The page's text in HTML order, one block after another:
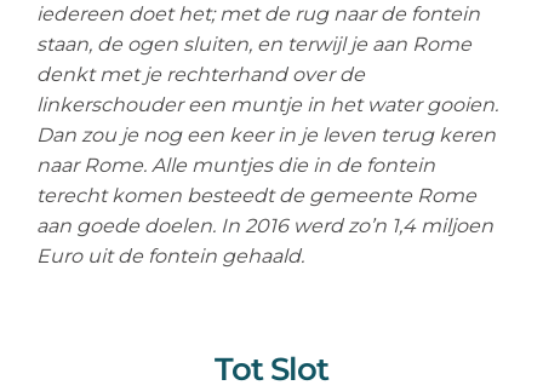
iedereen doet het; met de rug naar de fontein
staan, de ogen sluiten, en terwijl je aan Rome
denkt met je rechterhand over de
linkerschouder een muntje in het water gooien.
Dan zou je nog een keer in je leven terug keren
naar Rome. Alle muntjes die in de fontein
terecht komen besteedt de gemeente Rome
aan goede doelen. In 2016 werd zo’n 1,4 miljoen
Euro uit de fontein gehaald.
Tot Slot